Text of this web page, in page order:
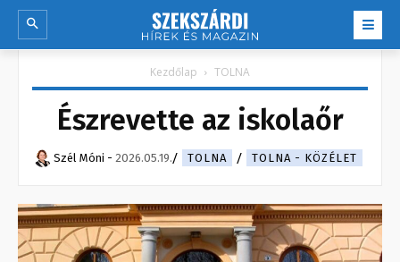
Kezdőlap TOLNA
Észrevette az iskolaőr
Szél Móni - 2026.05.19. TOLNA TOLNA - KÖZÉLET